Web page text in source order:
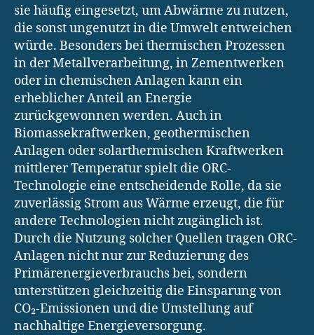
sie häufig eingesetzt, um Abwärme zu nutzen,
die sonst ungenutzt in die Umwelt entweichen
würde. Besonders bei thermischen Prozessen
in der Metallverarbeitung, in Zementwerken
oder in chemischen Anlagen kann ein
erheblicher Anteil an Energie
zurückgewonnen werden. Auch in
Biomassekraftwerken, geothermischen
Anlagen oder solarthermischen Kraftwerken
mittlerer Temperatur spielt die ORC-
Technologie eine entscheidende Rolle, da sie
zuverlässig Strom aus Wärme erzeugt, die für
andere Technologien nicht zugänglich ist.
Durch die Nutzung solcher Quellen tragen ORC-
Anlagen nicht nur zur Reduzierung des
Primärenergieverbrauchs bei, sondern
unterstützen gleichzeitig die Einsparung von
CO₂-Emissionen und die Umstellung auf
nachhaltige Energieversorgung.